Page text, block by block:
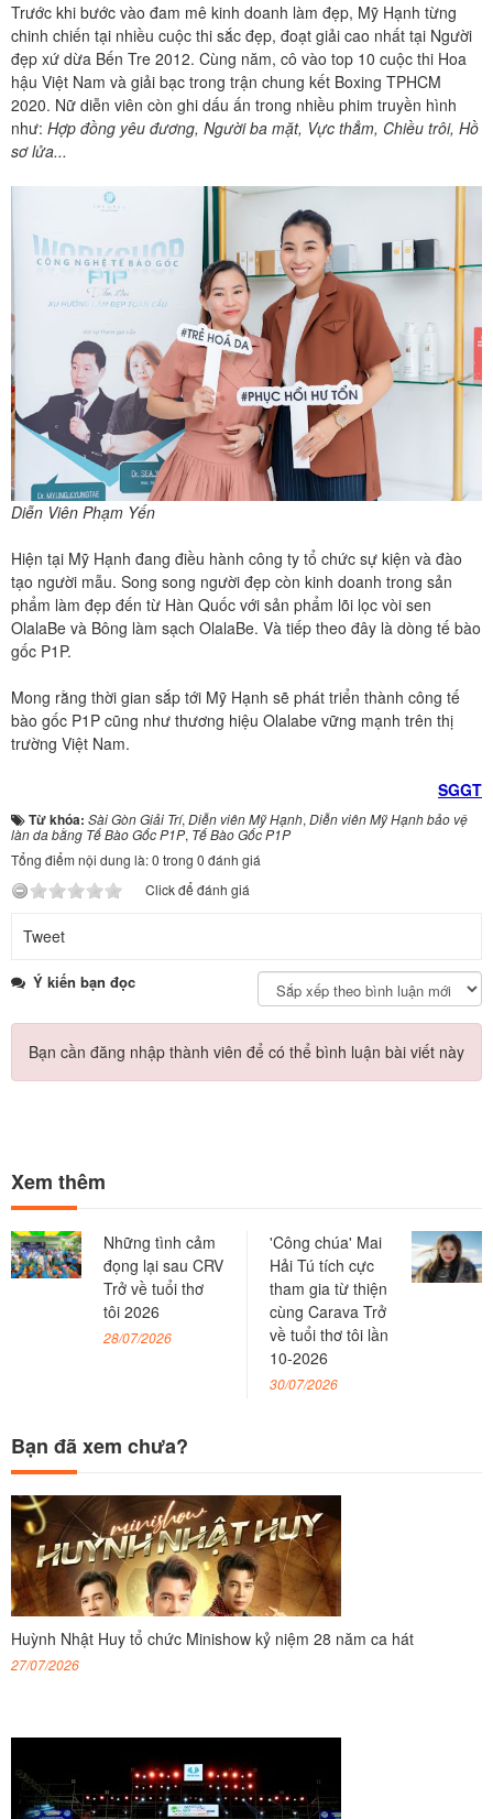
Trước khi bước vào đam mê kinh doanh làm đẹp, Mỹ Hạnh từng
chinh chiến tại nhiều cuộc thi sắc đẹp, đoạt giải cao nhất tại Người
đẹp xứ dừa Bến Tre 2012. Cùng năm, cô vào top 10 cuộc thi Hoa
hậu Việt Nam và giải bạc trong trận chung kết Boxing TPHCM
2020. Nữ diễn viên còn ghi dấu ấn trong nhiều phim truyền hình
như: Hợp đồng yêu đương, Người ba mặt, Vực thẳm, Chiều trôi, Hồ
sơ lửa...
Diễn Viên Phạm Yến
Hiện tại Mỹ Hạnh đang điều hành công ty tổ chức sự kiện và đào
tạo người mẫu. Song song người đẹp còn kinh doanh trong sản
phẩm làm đẹp đến từ Hàn Quốc với sản phẩm lõi lọc vòi sen
OlalaBe và Bông làm sạch OlalaBe. Và tiếp theo đây là dòng tế bào
gốc P1P.
Mong rằng thời gian sắp tới Mỹ Hạnh sẽ phát triển thành công tế
bào gốc P1P cũng như thương hiệu Olalabe vững mạnh trên thị
trường Việt Nam.
SGGT
Từ khóa: Sài Gòn Giải Trí, Diễn viên Mỹ Hạnh, Diễn viên Mỹ Hạnh bảo vệ
làn da bằng Tế Bào Gốc P1P, Tế Bào Gốc P1P
Tổng điểm nội dung là: 0 trong 0 đánh giá
Click để đánh giá
Tweet
Ý kiến bạn đọc
Bạn cần đăng nhập thành viên để có thể bình luận bài viết này
Xem thêm
Những tình cảm
đọng lại sau CRV
Trở về tuổi thơ
tôi 2026
28/07/2026
'Công chúa' Mai
Hải Tú tích cực
tham gia từ thiện
cùng Carava Trở
về tuổi thơ tôi lần
10-2026
30/07/2026
Bạn đã xem chưa?
Huỳnh Nhật Huy tổ chức Minishow kỷ niệm 28 năm ca hát
27/07/2026